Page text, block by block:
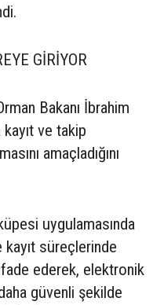
GİRİYOR
Bakanı İbrahim
kayıt ve takip
amaçladığını
uygulamasında
kayıt süreçlerinde
ederek, elektronik
güvenli şekilde